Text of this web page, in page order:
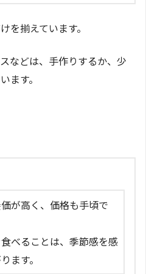
を揃えています。
などは、手作りするか、少
ます。
が高く、価格も手頃で
べることは、季節感を感
ます。